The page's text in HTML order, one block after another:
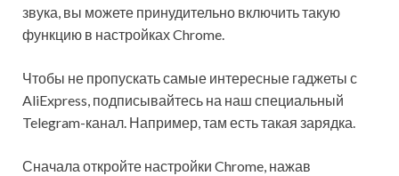
звука, вы можете принудительно включить такую
функцию в настройках Chrome.
Чтобы не пропускать самые интересные гаджеты с
AliExpress, подписывайтесь на наш специальный
Telegram-канал. Например, там есть такая зарядка.
Сначала откройте настройки Chrome, нажав